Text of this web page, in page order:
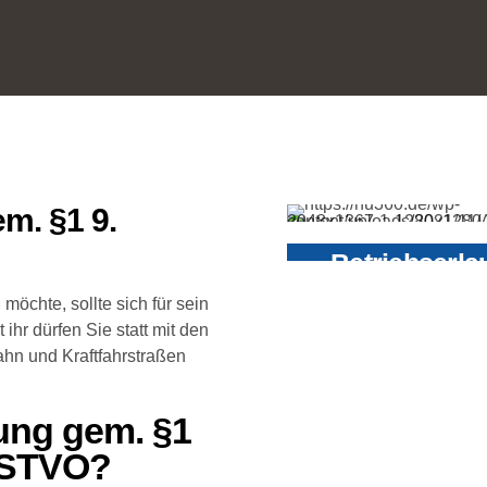
§1 9.
sollte sich für sein
dürfen Sie statt mit den
und Kraftfahrstraßen
gem. §1
Der Anhänger